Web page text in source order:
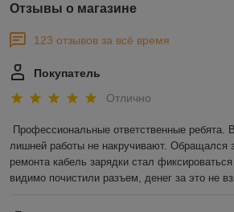
Отзывы о магазине
123 отзывов за всё время
Покупатель
Отлично
Профессиональные ответственные ребята.
лишней работы не накручивают. Обращался
ремонта кабель зарядки стал
видимо почистили разъем, денег за это не